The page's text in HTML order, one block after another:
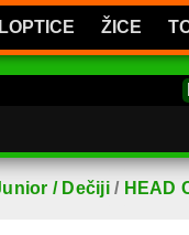
LOPTICE ŽICE
/ Dečiji/ HEAD